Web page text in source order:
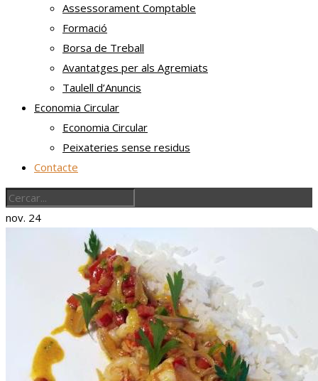
Assessorament Comptable
Formació
Borsa de Treball
Avantatges per als Agremiats
Taulell d’Anuncis
Economia Circular
Economia Circular
Peixateries sense residus
Contacte
nov. 24